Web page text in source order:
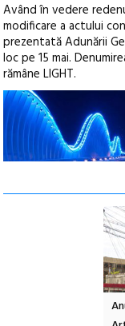
Având în vedere
modificare a actului
prezentată Adunării
loc pe 15 mai.
rămâne LIGHT.